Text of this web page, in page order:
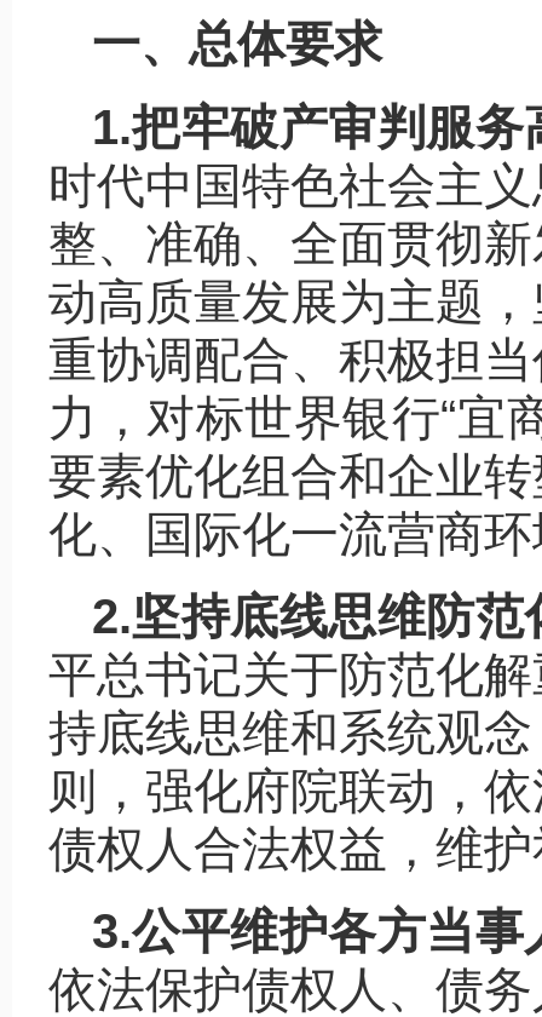
一、总体要求
1.把牢破产审判服
时代中国特色社会主
整、准确、全面贯彻
动高质量发展为主题
重协调配合、积极担
力，对标世界银行“宜
要素优化组合和企业
化、国际化一流营商
2.坚持底线思维防
平总书记关于防范化
持底线思维和系统观
则，强化府院联动，
债权人合法权益，维
3.公平维护各方当事
依法保护债权人、债